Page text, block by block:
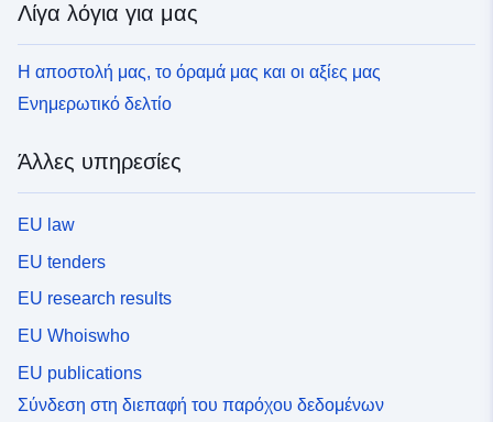
Λίγα λόγια για μας
Η αποστολή μας, το όραμά μας και οι αξίες μας
Ενημερωτικό δελτίο
Άλλες υπηρεσίες
EU law
EU tenders
EU research results
EU Whoiswho
EU publications
Σύνδεση στη διεπαφή του παρόχου δεδομένων